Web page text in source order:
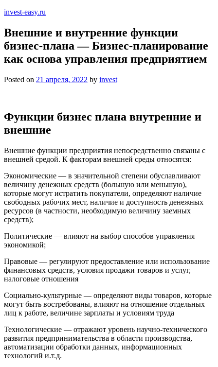
invest-easy.ru
Внешние и внутренние функции
бизнес-плана — Бизнес-планирование
как основа управления предприятием
Posted on 21 апреля, 2022 by invest
Функции бизнес плана внутренние и
внешние
Внешние функции предприятия непосредственно связаны с
внешней средой. К факторам внешней среды относятся:
Экономические — в значительной степени обуславливают
величину денежных средств (большую или меньшую),
которые могут истратить покупатели, определяют наличие
свободных рабочих мест, наличие и доступность денежных
ресурсов (в частности, необходимую величину заемных
средств);
Политические — влияют на выбор способов управления
экономикой;
Правовые — регулируют предоставление или использование
финансовых средств, условия продажи товаров и услуг,
налоговые отношения
Социально-культурные — определяют виды товаров, которые
могут быть востребованы, влияют на отношение отдельных
лиц к работе, величине зарплаты и условиям труда
Технологические — отражают уровень научно-технического
развития предпринимательства в области производства,
автоматизации обработки данных, информационных
технологий и.т.д.